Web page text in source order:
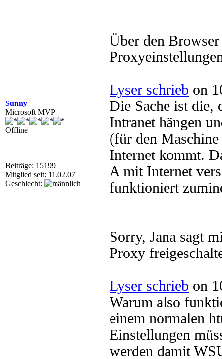
Sunny
Microsoft MVP
Offline
Beiträge: 15199
Mitglied seit: 11.02.07
Geschlecht:
Über den
Lyser schrieb on
Die Sache ist die,
Intranet hängen
(für den
Internet kommt.
A mit Internet
funktioniert
Sorry, Jana sagt
Proxy
Lyser schrieb on
Warum also
einem normalen
Einstellungen
werden damit